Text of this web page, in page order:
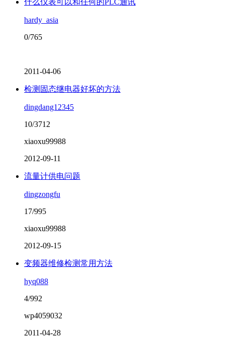
什么仪表可以和任何的PLC通讯
hardy_asia
0/765
2011-04-06
检测固态继电器好坏的方法
dingdang12345
10/3712
xiaoxu99988
2012-09-11
流量计供电问题
dingzongfu
17/995
xiaoxu99988
2012-09-15
变频器维修检测常用方法
hyq088
4/992
wp4059032
2011-04-28